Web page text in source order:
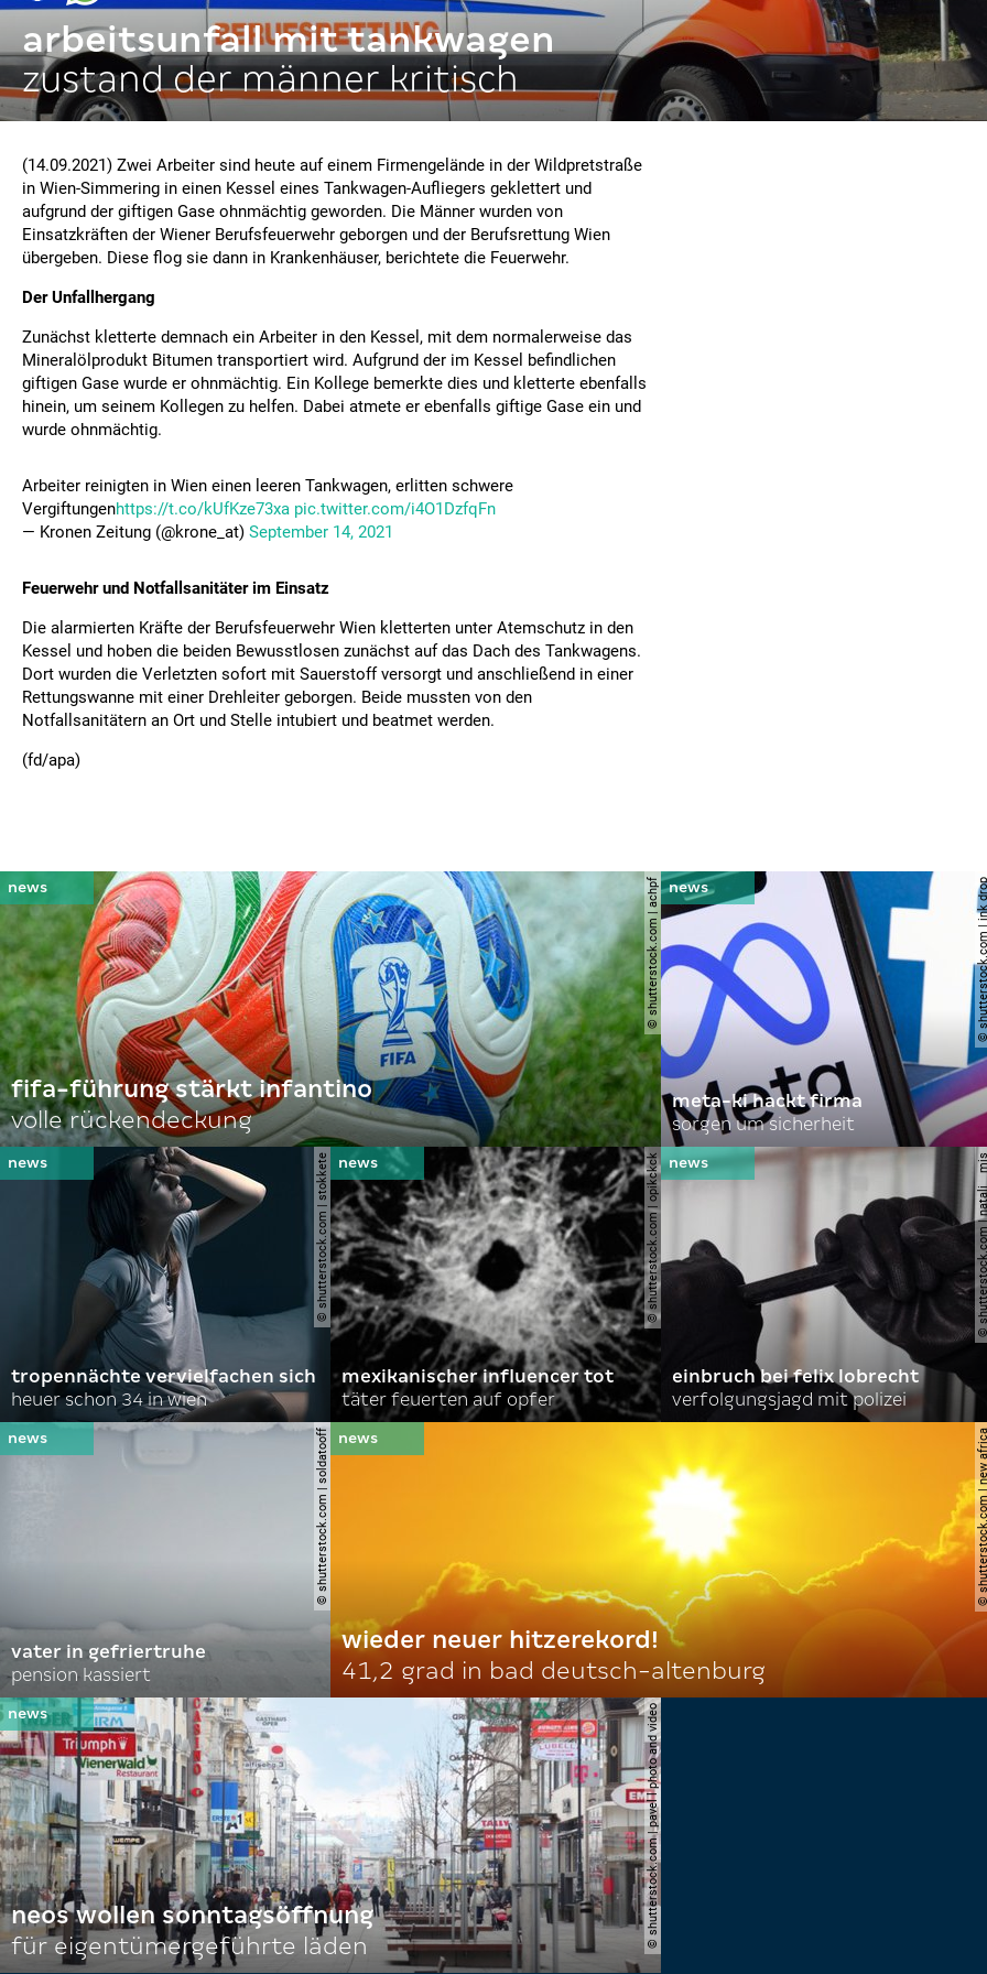
arbeitsunfall mit tankwagen
zustand der männer kritisch
(14.09.2021) Zwei Arbeiter sind heute auf einem Firmengelände in der Wildpretstraße
in Wien-Simmering in einen Kessel eines Tankwagen-Aufliegers geklettert und
aufgrund der giftigen Gase ohnmächtig geworden. Die Männer wurden von
Einsatzkräften der Wiener Berufsfeuerwehr geborgen und der Berufsrettung Wien
übergeben. Diese flog sie dann in Krankenhäuser, berichtete die Feuerwehr.
Der Unfallhergang
Zunächst kletterte demnach ein Arbeiter in den Kessel, mit dem normalerweise das
Mineralölprodukt Bitumen transportiert wird. Aufgrund der im Kessel befindlichen
giftigen Gase wurde er ohnmächtig. Ein Kollege bemerkte dies und kletterte ebenfalls
hinein, um seinem Kollegen zu helfen. Dabei atmete er ebenfalls giftige Gase ein und
wurde ohnmächtig.
Arbeiter reinigten in Wien einen leeren Tankwagen, erlitten schwere
Vergiftungenhttps://t.co/kUfKze73xa pic.twitter.com/i4O1DzfqFn
— Kronen Zeitung (@krone_at) September 14, 2021
Feuerwehr und Notfallsanitäter im Einsatz
Die alarmierten Kräfte der Berufsfeuerwehr Wien kletterten unter Atemschutz in den
Kessel und hoben die beiden Bewusstlosen zunächst auf das Dach des Tankwagens.
Dort wurden die Verletzten sofort mit Sauerstoff versorgt und anschließend in einer
Rettungswanne mit einer Drehleiter geborgen. Beide mussten von den
Notfallsanitätern an Ort und Stelle intubiert und beatmet werden.
(fd/apa)
© shutterstock.com | achpf
fifa-führung stärkt infantino
volle rückendeckung
©
meta-ki hackt firma
sorgen um sicherheit
© shutterstock.com | stokkete
tropennächte vervielfachen sich
heuer schon 34 in wien
© shutterstock.com | opikckck
mexikanischer influencer tot
täter feuerten auf opfer
©
einbruch bei felix lobrecht
verfolgungsjagd mit polizei
© shutterstock.com | soldatooff
vater in gefriertruhe
pension kassiert
©
wieder neuer hitzerekord!
41,2 grad in bad deutsch-altenburg
© shutterstock.com | pavel l photo and video
neos wollen sonntagsöffnung
für eigentümergeführte läden